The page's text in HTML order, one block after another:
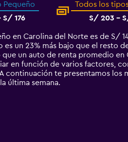
Pequeño
S/ 176
Todos los
S/ 203 -
en Carolina del Norte es de S/
un 23% más bajo que el resto
un auto de renta promedio
en función de varios factores,
continuación te presentamos
última semana.